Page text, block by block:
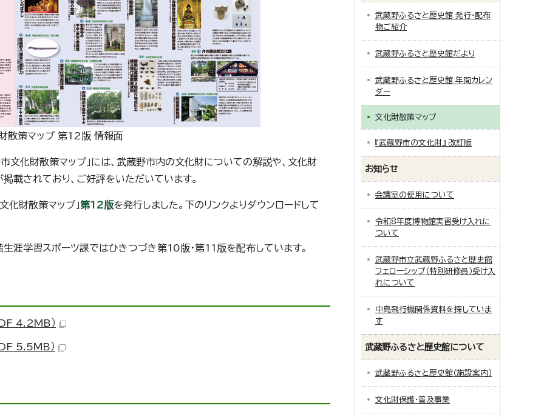
散策マップ 第12版 情報面
化財散策マップ」には、武蔵野市内の文化財についての解説や、文化財
載されており、ご好評をいただいています。
化財散策マップ」第12版を発行しました。下のリンクよりダウンロードして
生涯学習スポーツ課ではひきつづき第10版・第11版を配布しています。
4.2MB）
5.5MB）
武蔵野ふるさと歴史館 発行・配布
物ご紹介
武蔵野ふるさと歴史館だより
武蔵野ふるさと歴史館 年間カレン
ダー
文化財散策マップ
『武蔵野市の文化財』 改訂版
お知らせ
会議室の使用について
令和8年度博物館実習受け入れに
ついて
武蔵野市立武蔵野ふるさと歴史館
フェローシップ（特別研修員）受け入
れについて
中島飛行機関係資料を探していま
す
武蔵野ふるさと歴史館について
武蔵野ふるさと歴史館（施設案内）
文化財保護・普及事業